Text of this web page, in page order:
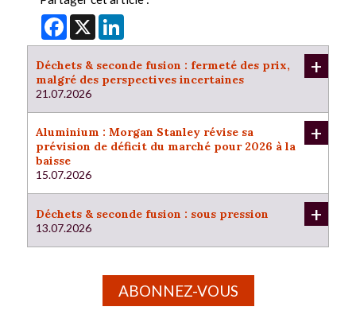
Facebook
X
Déchets & seconde fusion : fermeté des prix,
malgré des perspectives incertaines
21.07.2026
+
Aluminium : Morgan Stanley révise sa
prévision de déficit du marché pour 2026 à la
baisse
15.07.2026
+
Déchets & seconde fusion : sous pression
13.07.2026
+
ABONNEZ-VOUS